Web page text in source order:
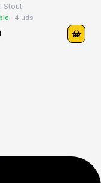
Stout
· 4 uds